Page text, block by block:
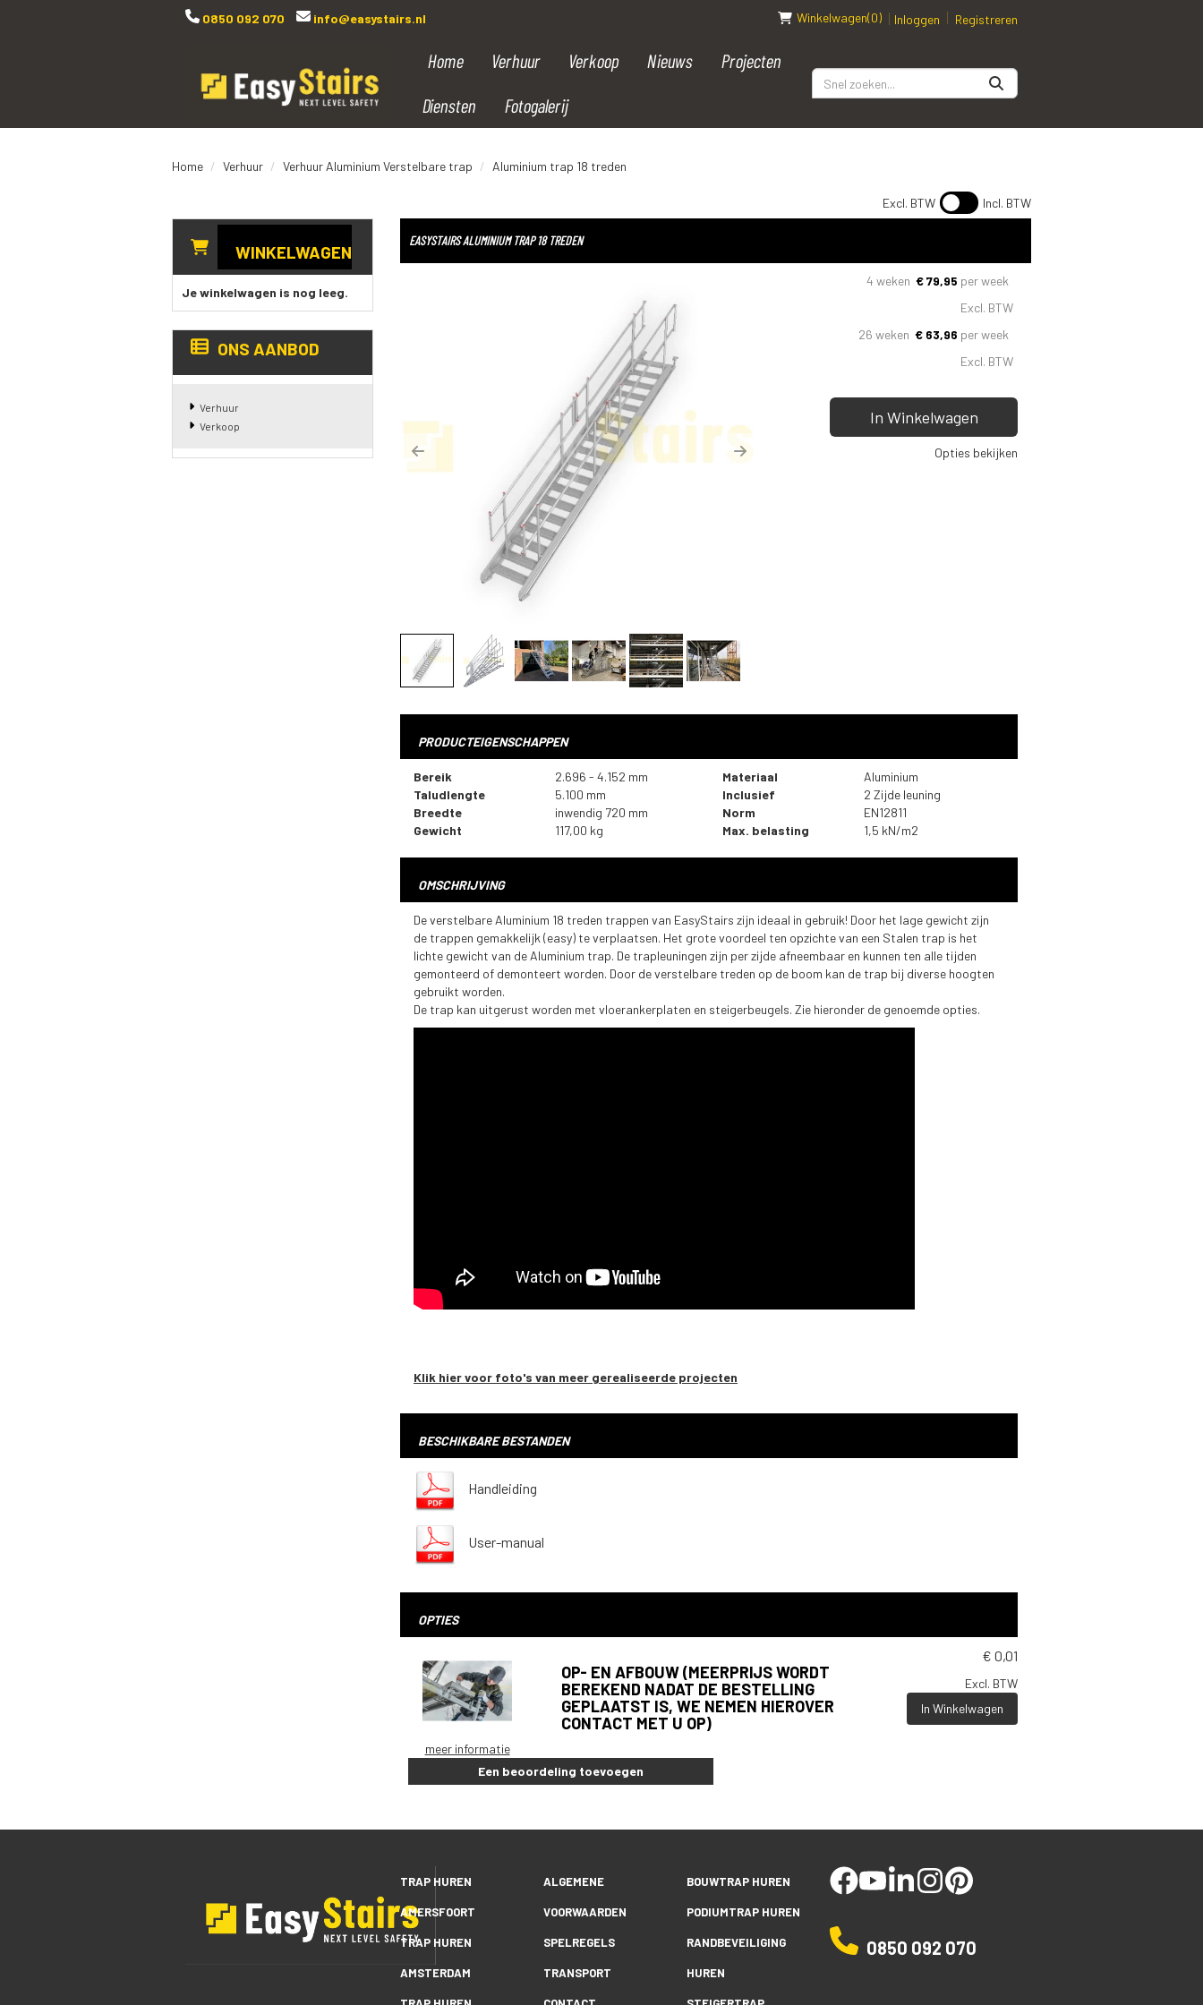
0850 092 070 info@easystairs.nl Winkelwagen(0) Inloggen Registreren
Home Verhuur Verkoop Nieuws Projecten
Diensten Fotogalerij
Home Verhuur Verhuur Aluminium Verstelbare trap Aluminium trap 18 treden
Excl. BTW Incl. BTW
WINKELWAGEN
Je winkelwagen is nog leeg.
ONS AANBOD
Verhuur
Verkoop
EASYSTAIRS ALUMINIUM TRAP 18 TREDEN
Previous Next
4 weken €79,95 per week
Excl. BTW
26 weken € 63,96 per week
Excl. BTW
In Winkelwagen
Opties bekijken
PRODUCTEIGENSCHAPPEN
Bereik
2.696 - 4.152 mm
Taludlengte
5.100 mm
Breedte
inwendig 720 mm
Gewicht
117,00 kg
Materiaal
Aluminium
Inclusief
2 Zijde leuning
Norm
EN12811
Max. belasting
1,5 kN/m2
OMSCHRIJVING
Deverstelbare Aluminium 18 treden trappen van EasyStairs zijn ideaal in gebruik! Door het lage gewicht zijn
de trappen gemakkelijk (easy) te verplaatsen. Het grote voordeel ten opzichte van een Stalen trap is het
lichte gewicht van de Aluminium trap. De trapleuningen zijn per zijde afneembaar en kunnen ten alle tijden
gemonteerd of demonteert worden. Door de verstelbare treden op de boom kan de trap bij diverse hoogten
gebruikt worden.
De trap kan uitgerust worden met vloerankerplaten en steigerbeugels. Zie hieronder de genoemde opties.
Klik hier voor foto's van meer gerealiseerde projecten
BESCHIKBARE BESTANDEN
Handleiding
User-manual
OPTIES
meer informatie
€ 0,01
Excl. BTW
In Winkelwagen
OP- EN AFBOUW (MEERPRIJS WORDT
BEREKEND NADAT DE BESTELLING
GEPLAATST IS, WE NEMEN HIEROVER
CONTACT MET U OP)
Een beoordeling toevoegen
TRAP HUREN
AMERSFOORT
TRAP HUREN
AMSTERDAM
ALGEMENE
VOORWAARDEN
SPELREGELS
TRANSPORT
BOUWTRAP HUREN
PODIUMTRAP HUREN
RANDBEVEILIGING
HUREN
facebookyoutubelinkedinstagrampinterest
0850 092 070